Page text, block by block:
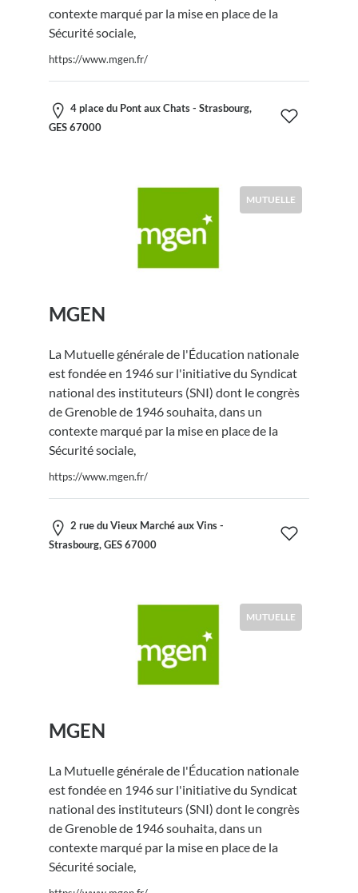
contexte marqué par la mise en place de la
Sécurité sociale,
https://www.mgen.fr/
4 place du Pont aux Chats - Strasbourg,
GES 67000
MUTUELLE
MGEN
La Mutuelle générale de l'Éducation nationale
est fondée en 1946 sur l'initiative du Syndicat
national des instituteurs (SNI) dont le congrès
de Grenoble de 1946 souhaita, dans un
contexte marqué par la mise en place de la
Sécurité sociale,
https://www.mgen.fr/
2 rue du Vieux Marché aux Vins -
Strasbourg, GES 67000
MUTUELLE
MGEN
La Mutuelle générale de l'Éducation nationale
est fondée en 1946 sur l'initiative du Syndicat
national des instituteurs (SNI) dont le congrès
de Grenoble de 1946 souhaita, dans un
contexte marqué par la mise en place de la
Sécurité sociale,